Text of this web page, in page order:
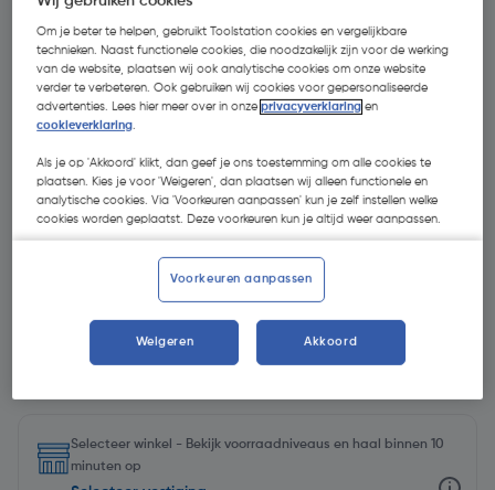
€ 7,39
€ 7,36| Excl. btw € 6,08
Selecteer winkel - Bekijk voorraadniveaus en haal binnen 10
minuten op
Om je beter te helpen, gebruikt Toolstation cookies en vergelijkbare
technieken. Naast functionele cookies, die noodzakelijk zijn voor de werking
van de website, plaatsen wij ook analytische cookies om onze website
verder te verbeteren. Ook gebruiken wij cookies voor gepersonaliseerde
advertenties. Lees hier meer over in onzeprivacyverklaring en
cookieverklaring.
Als je op 'Akkoord' klikt, dan geef je ons toestemming om alle cookies te
plaatsen. Kies je voor 'Weigeren', dan plaatsen wij alleen functionele en
analytische cookies. Via 'Voorkeuren aanpassen' kun je zelf instellen welke
cookies worden geplaatst. Deze voorkeuren kun je altijd weer aanpassen.
Voorkeuren aanpassen
Weigeren Akkoord